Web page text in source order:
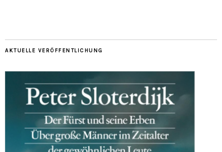
AKTUELLE VERÖFFENTLICHUNG